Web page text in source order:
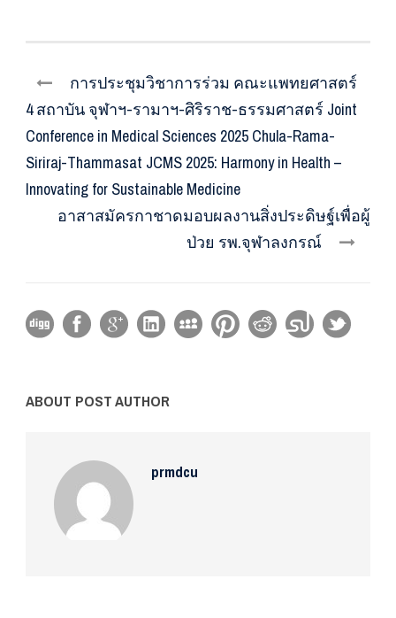
การประชุมวิชาการร่วม คณะแพทยศาสตร์
4 สถาบัน จุฬาฯ-รามาฯ-ศิริราช-ธรรมศาสตร์ Joint
Conference in Medical Sciences 2025 Chula-Rama-
Siriraj-Thammasat JCMS 2025: Harmony in Health –
Innovating for Sustainable Medicine
อาสาสมัครกาชาดมอบผลงานสิ่งประดิษฐ์เพื่อผู้
ป่วย รพ.จุฬาลงกรณ์
ABOUT POST AUTHOR
prmdcu